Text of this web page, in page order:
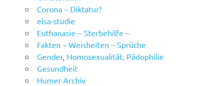
Corona – Diktatur?
elsa-studie
Euthanasie – Sterbehilfe –
Fakten – Weisheiten – Sprüche
Gender, Homosexualität, Pädophilie
Gesundheit
Humer-Archiv